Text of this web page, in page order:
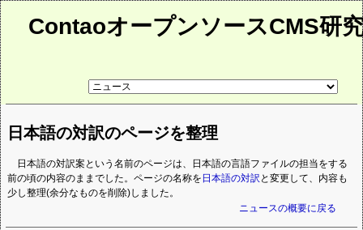
ContaoオープンソースCMS研
リ
ペ
ー
日本語の対訳のページを整理
日本語の対訳案という名前のページは、日本語の言語ファイルの担当をする
前の頃の内容のままでした。ページの名称を 日本語の対訳 と変更して、内容も
少し整理(余分なものを削除)しました。
ニュースの概要に戻る